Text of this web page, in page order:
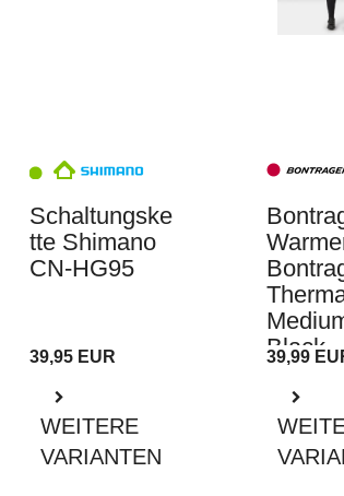
Schaltungske
tte Shimano
CN-HG95
39,95 EUR
WEITERE
VARIANTEN
Black
39,99